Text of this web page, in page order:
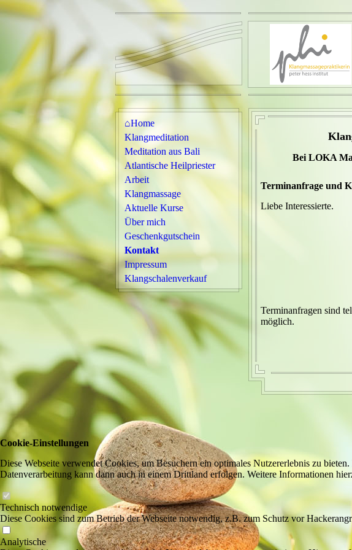
⌂Home
Klangmeditation
Meditation aus Bali
Atlantische Heilpriester
Arbeit
Klangmassage
Aktuelle Kurse
Über mich
Geschenkgutschein
Kontakt
Impressum
Klangschalenverkauf
Bei LOKA
Terminanfrage und
Liebe Interessierte.
Terminanfragen sind
möglich.
Cookie-Einstellungen
Diese Webseite verwendet Cookies, um Besuchern ein optimales Nutzererlebnis zu
Datenverarbeitung kann dann auch in einem Drittland erfolgen. Weitere Informationen
Technisch notwendige
Diese Cookies sind zum Betrieb der Webseite notwendig, z.B. zum Schutz vor
Analytische